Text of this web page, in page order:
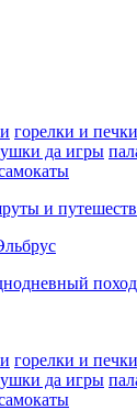
горелки и печки
да игры
и
поход
горелки и печки
да игры